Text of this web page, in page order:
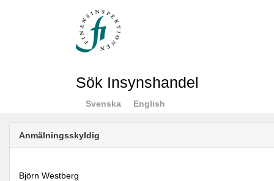
Sök Insynshandel
Svenska English
Anmälningsskyldig
Björn Westberg